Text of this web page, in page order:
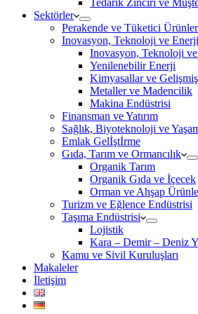
Tedarik Zinciri ve
Sektörler
Perakende ve Tüketici
Inovasyon, Teknoloji ve Enerji
Inovasyon, Teknoloji
Yenilenebilir Enerji
Kimyasallar ve
Metaller ve Madencilik
Makina Endüstrisi
Finansman ve Yatırım
Sağlık, Biyoteknoloji ve
Emlak Gelİştİrme
Gıda, Tarım ve Ormancılık
Organik Tarım
Organik Gıda ve İçecek
Orman ve Ahşap
Turizm ve Eğlence Endüstrisi
Taşıma Endüstrisi
Lojistik
Kara – Demir – Deniz
Kamu ve Sivil Kuruluşları
Makaleler
İletişim